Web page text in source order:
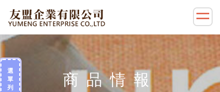
選
單
列